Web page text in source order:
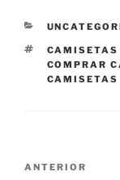
ETIQUETAS
COMPRAR
CAMISETAS
Navegación
Entrada
ANTERIOR